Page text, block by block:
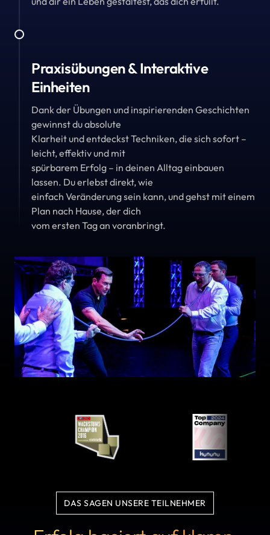
Praxisübungen & Interaktive
Einheiten
Dank der Übungen und inspirierenden Geschichten
gewinnst du absolute
Klarheit und entdeckst Techniken, die sich sofort –
leicht, effektiv und mit
spürbarem Erfolg – in deinen Alltag einbauen
lassen. Du erlebst direkt, wie
einfach Veränderung sein kann, und gehst mit einem
Plan nach Hause, der dich
vom ersten Tag an voranbringt.
DAS SAGEN UNSERE TEILNEHMER